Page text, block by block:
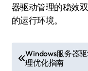
器驱动管理的稳效
的运行环境。
章
Windows服务器
理优化指南